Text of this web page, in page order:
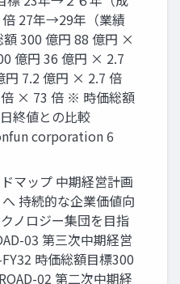
27年→29年（業績
額 300 億円 88 億円 ×
億円 36 億円 × 2.7
円 7.2 億円 × 2.7 倍
× 73 倍 ※ 時価総額
終値との比較
corporation 6
マップ 中期経営計画
持続的な企業価値向
ノロジー集団を目指
03 第三次中期経営
時価総額目標300
02 第二次中期経